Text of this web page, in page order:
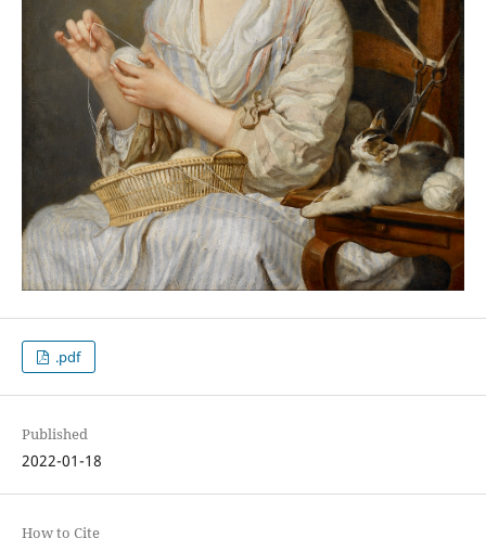
.pdf
Published
2022-01-18
How to Cite